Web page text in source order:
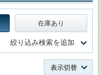
在庫あり
絞り込み検索を追加
表示切替